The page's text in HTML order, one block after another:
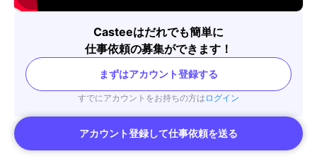
Casteeはだれでも簡単に
仕事依頼の募集ができます！
まずはアカウント登録する
すでにアカウントをお持ちの方は ログイン
アカウント登録して仕事依頼を送る